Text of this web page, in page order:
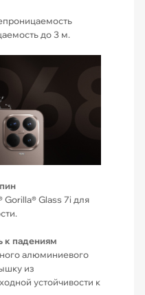
до 3 м.
Glass 7i для
к падениям
алюминиевого
из
устойчивости к